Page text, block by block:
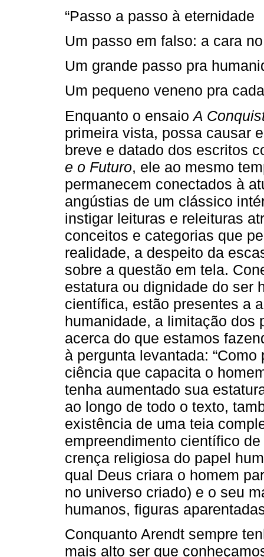
“Passo a passo à eternidade
Um passo em falso: a cara
Um grande passo pra
Um pequeno veneno pra
Enquanto o ensaio A
primeira vista, possa causar
breve e datado dos escritos
e o Futuro, ele ao mesmo
permanecem conectados à
angústias de um clássico
instigar leituras e releituras
conceitos e categorias que
realidade, a despeito da
sobre a questão em tela.
estatura ou dignidade do ser
científica, estão presentes a
humanidade, a limitação dos
acerca do que estamos
à pergunta levantada:
ciência que capacita o
tenha aumentado sua
ao longo de todo o texto,
existência de uma teia
empreendimento científico
crença religiosa do papel
qual Deus criara o homem
no universo criado) e o seu
humanos, figuras
Conquanto Arendt sempre
mais alto ser que